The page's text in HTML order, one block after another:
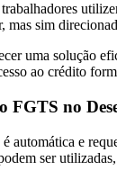
mas sim
uma solução
ao crédito
FGTS no
automática e
ser